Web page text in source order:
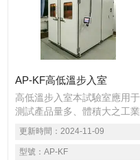
AP-KF高低溫步入室
高低溫步入室本試驗室應用于
測試產品量多、體積大之工業
產品，如自動化零組件汽車部
件、航天工業、國防工業、
LED長型燈具、戶外大型廣
更新時間： 2024-11-09
型號： AP-KF